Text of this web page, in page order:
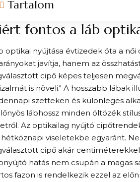
Tartalom
fontos a láb
optikai nyújtása évtizedek óta a
javítja, hanem az
cipő képes teljesen
is növeli." A hosszabb lábak
szetteken és különleges
lábhossz minden öltözék
Az optikailag nyújtó
hétköznapi viseletekbe egyaránt.
cipő akár
hatás nem csupán a magas
fazon is rendelkezik ezzel az